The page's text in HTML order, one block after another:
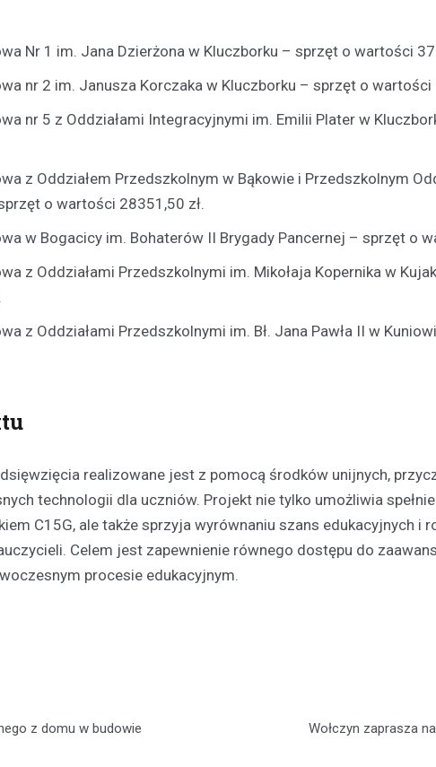
Nr 1 im. Jana Dzierżona w Kluczborku – sprzęt o wartości
nr 2 im. Janusza Korczaka w Kluczborku – sprzęt o wartości
nr 5 z Oddziałami Integracyjnymi im. Emilii Plater w
z Oddziałem Przedszkolnym w Bąkowie i Przedszkolnym
o wartości 28351,50 zł.
w Bogacicy im. Bohaterów II Brygady Pancernej – sprzęt o
z Oddziałami Przedszkolnymi im. Mikołaja Kopernika w
z Oddziałami Przedszkolnymi im. Bł. Jana Pawła II w
realizowane jest z pomocą środków unijnych,
technologii dla uczniów. Projekt nie tylko umożliwia
C15G, ale także sprzyja wyrównaniu szans edukacyjnych i
Celem jest zapewnienie równego dostępu do
procesie edukacyjnym.
z domu w budowie Wołczyn zaprasza
incydent…